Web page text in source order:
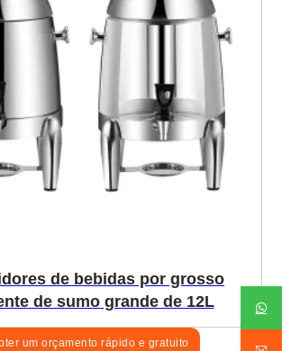
de bebidas por grosso
de sumo grande de 12L
um orçamento rápido e gratuito